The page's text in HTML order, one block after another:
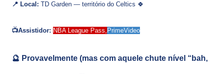
📍 Local: TD Garden — território do Celtics 🍀
📺Assistidor: NBA League Pass, PrimeVideo
🔮 Provavelmente (mas com aquele chute nível “bah,